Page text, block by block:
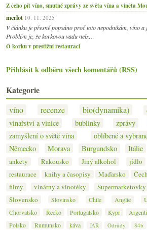
Z čeho pít víno, smutné zprávy ze světa vína a viněta
merlot 10. 11. 2025
V článku je přesně popsáno proč toto nepodnikám, víno
Problém je, že korkovou vadu nelz…
O korku v prestižní restauraci
Přihlásit k odběru všech komentářů (RSS)
Kategorie
víno recenze bio(dynamika)
vinařství a vinice
bublinky zprávy
zamyšlení o světě vína
oblíbené a
Německo
Morava Burgundsko Itálie
ankety
Rakousko Jiný alkohol jídlo
restaurace
knihy a časopisy Maďarsko
filmy
vinárny a vinotéky Supermarketovky
Slovensko
Slovinsko Chile Anglie
Chorvatsko
Řecko Portugalsko Kypr
Polsko
Rumunsko káva JAR Odrůdy 84b